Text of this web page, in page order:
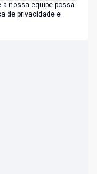
nossa equipe possa
de privacidade e